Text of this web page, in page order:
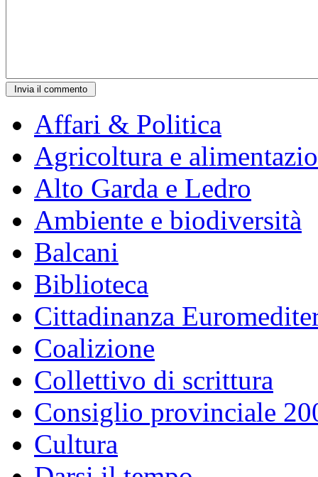
Affari & Politica
Agricoltura e
Alto Garda e Ledro
Ambiente e biodiversità
Balcani
Biblioteca
Cittadinanza
Coalizione
Collettivo di scrittura
Consiglio provinciale
Cultura